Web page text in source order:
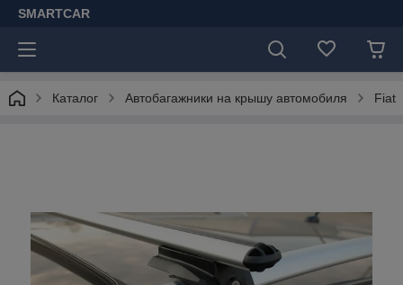
SMARTCAR
Каталог Автобагажники на крышу автомобиля Fiat